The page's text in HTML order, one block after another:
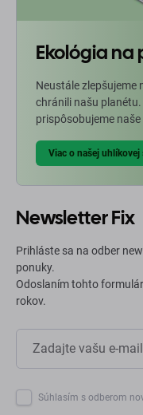
Ekológia na
Neustále zlepšujeme
chránili našu
prispôsobujeme
Viac o našej uhlíkovej
Newsletter Fix
Prihláste sa na odber
ponuky.
Odoslaním tohto
rokov.
Súhlasím s odberom